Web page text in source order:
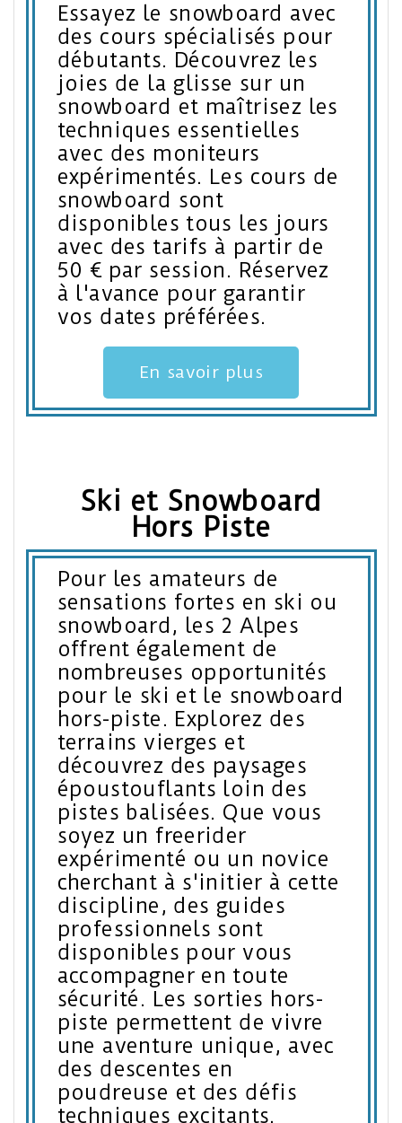
Essayez le snowboard avec
des cours spécialisés pour
débutants. Découvrez les
joies de la glisse sur un
snowboard et maîtrisez les
techniques essentielles
avec des moniteurs
expérimentés. Les cours de
snowboard sont
disponibles tous les jours
avec des tarifs à partir de
50 € par session. Réservez
à l'avance pour garantir
vos dates préférées.
En savoir plus
Ski et Snowboard
Hors Piste
Pour les amateurs de
sensations fortes en ski ou
snowboard, les 2 Alpes
offrent également de
nombreuses opportunités
pour le ski et le snowboard
hors-piste. Explorez des
terrains vierges et
découvrez des paysages
époustouflants loin des
pistes balisées. Que vous
soyez un freerider
expérimenté ou un novice
cherchant à s'initier à cette
discipline, des guides
professionnels sont
disponibles pour vous
accompagner en toute
sécurité. Les sorties hors-
piste permettent de vivre
une aventure unique, avec
des descentes en
poudreuse et des défis
techniques excitants.